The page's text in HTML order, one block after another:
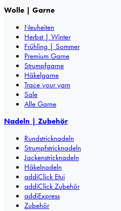
Wolle | Garne
Neuheiten
Herbst | Winter
Frühling | Sommer
Premium Garne
Strumpfgarne
Häkelgarne
Trace your yarn
Sale
Alle Garne
Nadeln | Zubehör
Rundstricknadeln
Strumpfstricknadeln
Jackenstricknadeln
Häkelnadeln
addiClick Etui
addiClick Zubehör
addiExpress
Zubehör